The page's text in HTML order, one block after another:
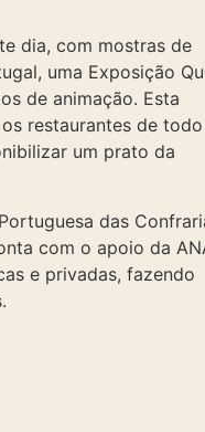
dia, com mostras de
uma Exposição
de animação. Esta
restaurantes de
um prato da
das
com o apoio da
e privadas, fazendo